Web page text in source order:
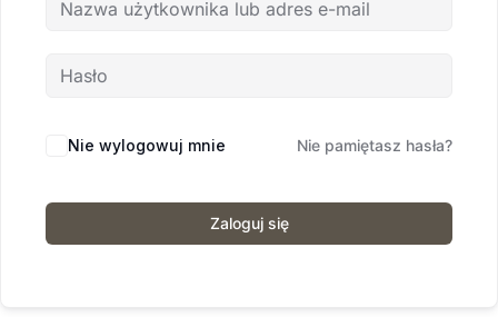
Nie wylogowuj mnie Nie pamiętasz hasła?
Zaloguj się